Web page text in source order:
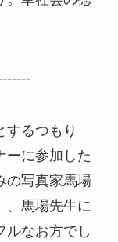
するつもり
ーに参加した
の写真家馬場
、馬場先生に
ルなお方でし